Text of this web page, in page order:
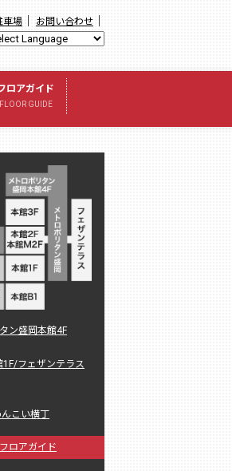
車場｜ お問い合わせ｜
ロアガイド
FLOOR GUIDE
ン盛岡本館4F
1F/フェザンテラス
んこい横丁
フロアガイド